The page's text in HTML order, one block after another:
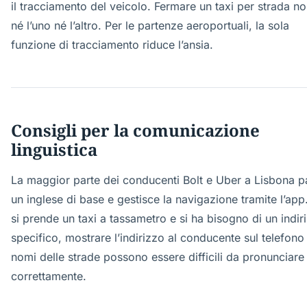
il tracciamento del veicolo. Fermare un taxi per strada
né l’uno né l’altro. Per le partenze aeroportuali, la sola
funzione di tracciamento riduce l’ansia.
Consigli per la comunicazione
linguistica
La maggior parte dei conducenti Bolt e Uber a Lisbona
un inglese di base e gestisce la navigazione tramite
si prende un taxi a tassametro e si ha bisogno di un
specifico, mostrare l’indirizzo al conducente sul
nomi delle strade possono essere difficili da pronunciare
correttamente.